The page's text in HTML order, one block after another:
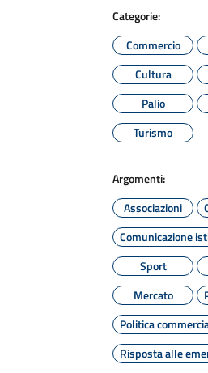
Categorie:
Commercio
Cultura
Palio
Turismo
Argomenti:
Associazioni
Comunicazione
Sport
Mercato
Politica
Risposta alle